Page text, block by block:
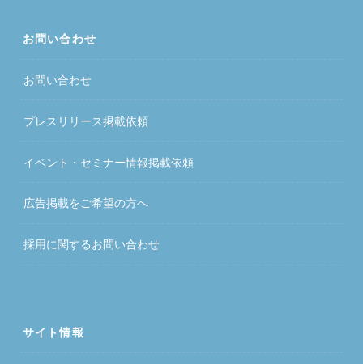
お問い合わせ
お問い合わせ
プレスリリース掲載依頼
イベント・セミナー情報掲載依頼
広告掲載をご希望の方へ
採用に関するお問い合わせ
サイト情報